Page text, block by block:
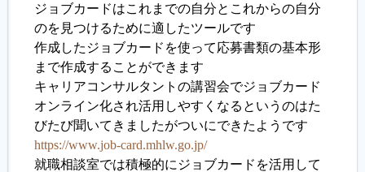
求人情報検索
各種セミナー
履歴書ジェネレーター
ジョブカードはこれまでの自分とこれからの自分
のを見つけるために適したツールです
作成したジョブカードを使って応募書類の基本形
まで作成することができます
キャリアコンサルタントの講習会でジョブカード
オンライン化され活用しやすくなるというのはた
びたび聞いてきましたがついにできたようです
https://www.job-card.mhlw.go.jp/
就職相談室では積極的にジョブカードを活用して